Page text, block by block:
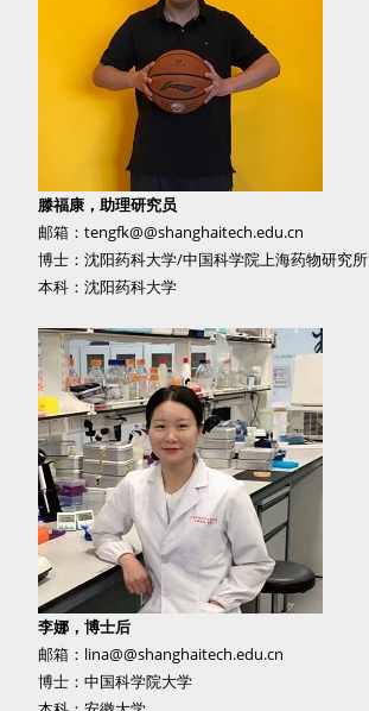
滕福康，助理研究员
邮箱：tengfk@@shanghaitech.edu.cn
博士：沈阳药科大学/中国科学院上海药物研究所
本科：沈阳药科大学
李娜，博士后
邮箱：lina@@shanghaitech.edu.cn
博士：中国科学院大学